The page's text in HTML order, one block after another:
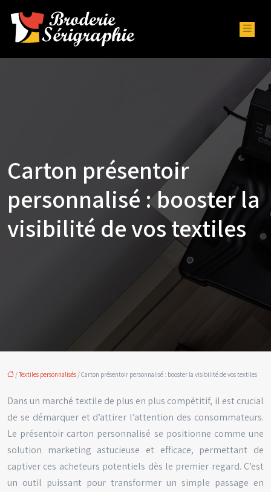
Carton présentoir
personnalisé : booster la
visibilité de vos textiles
/Textiles personnalisés / Carton présentoir personnalisé : booster la visibilité de vos textiles
Dans un marché textile de plus en plus compétitif, il est crucial
de se démarquer et d’attirer l’attention des consommateurs.
Le présentoir carton personnalisé se positionne comme une
solution marketing astucieuse et efficace, permettant de
captiver ces acheteurs potentiels dès le premier regard. C’est
un outil puissant pour transformer un simple passage en